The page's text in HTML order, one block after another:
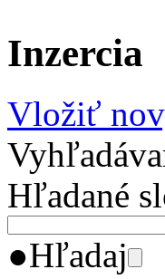
Inzercia
Vložiť
Hľadané
●Hľadaj